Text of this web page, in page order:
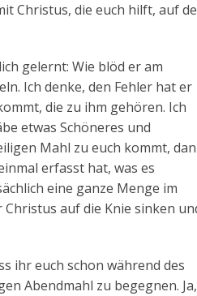
Christus, die euch hilft, auf
gelernt: Wie blöd er am
Ich denke, den Fehler hat er
die zu ihm gehören. Ich
etwas Schöneres und
Mahl zu euch kommt,
erfasst hat, was es
eine ganze Menge im
auf die Knie sinken
ihr euch schon während des
Abendmahl zu begegnen. Ja,